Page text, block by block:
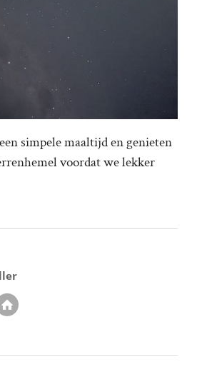
simpele maaltijd en genieten
voordat we lekker